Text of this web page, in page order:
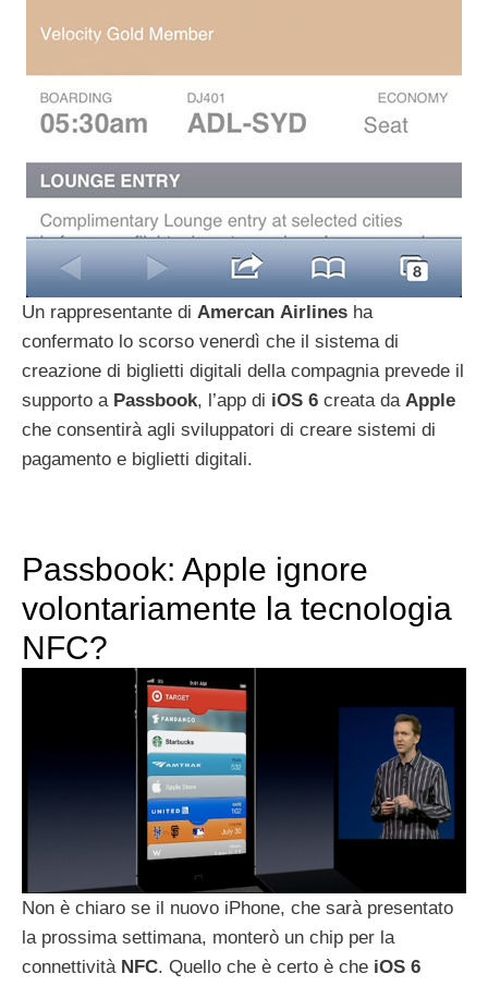
Un rappresentante di Amercan Airlines ha
confermato lo scorso venerdì che il sistema di
creazione di biglietti digitali della compagnia prevede il
supporto a Passbook, l’app di iOS 6 creata da Apple
che consentirà agli sviluppatori di creare sistemi di
pagamento e biglietti digitali.
Passbook: Apple ignore
volontariamente la tecnologia
NFC?
Non è chiaro se il nuovo iPhone, che sarà presentato
la prossima settimana, monterò un chip per la
connettività NFC. Quello che è certo è che iOS 6